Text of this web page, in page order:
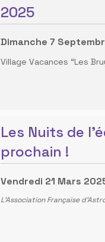
2025
Dimanche 7
Village Vacances “Les
Les Nuits de
prochain !
Vendredi 21 Mars
L'Association Française